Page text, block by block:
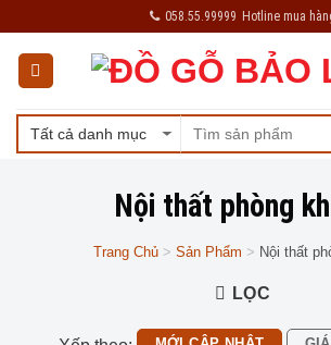
content
058.55.99999 Hotline mua
Nội thất phòng
Trang Chủ > Sản Phẩm > Nội thất
LỌC